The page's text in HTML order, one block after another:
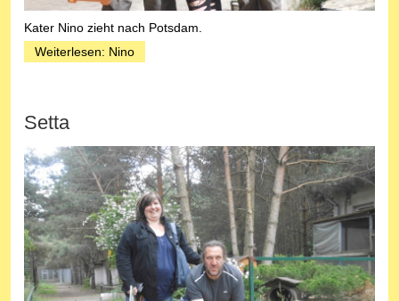
Kater Nino zieht nach Potsdam.
Weiterlesen: Nino
Setta